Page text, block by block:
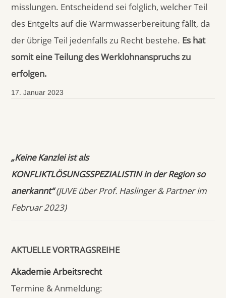
misslungen. Entscheidend sei folglich, welcher Teil
des Entgelts auf die Warmwasserbereitung fällt, da
der übrige Teil jedenfalls zu Recht bestehe. Es hat
somit eine Teilung des Werklohnanspruchszu
erfolgen.
17. Januar 2023
„Keine Kanzlei ist als
KONFLIKTLÖSUNGSSPEZIALISTIN in der Region so
anerkannt“(JUVE über Prof. Haslinger & Partner im
Februar 2023)
AKTUELLE VORTRAGSREIHE
Akademie Arbeitsrecht
Termine & Anmeldung: